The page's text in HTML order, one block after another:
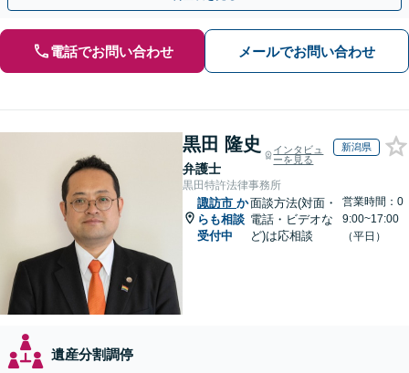
電話でお問い合わせ メールでお問い合わせ
黒田 隆史
弁護士
インタビュ
ーを見る
新潟県
黒田特許法律事務所
諏訪市 か
らも相談
受付中
面談方法(対面・
電話・ビデオな
ど)は応相談
営業時間：0
9:00~17:00
（平日）
遺産分割調停